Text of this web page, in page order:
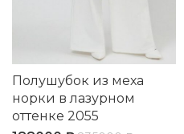
Полушубок из меха
норки в лазурном
оттенке 2055